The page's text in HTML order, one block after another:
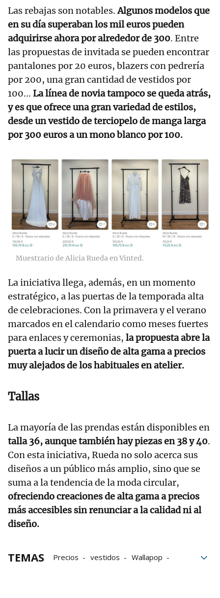
Las rebajas son notables.Algunos modelos que
en su día superaban los mil euros pueden
adquirirse ahora por alrededor de 300. Entre
las propuestas de invitada se pueden encontrar
pantalones por 20 euros, blazers con pedrería
por 200, una gran cantidad de vestidos por
100... La línea de novia tampoco se queda atrás,
y es que ofrece una gran variedad de estilos,
desde un vestido de terciopelo de manga larga
por 300 euros a un mono blanco por 100.
Muestrario de Alicia Rueda en Vinted.
La iniciativa llega, además, en un momento
estratégico, a las puertas de la temporada alta
de celebraciones. Con la primavera y el verano
marcados en el calendario como meses fuertes
para enlaces y ceremonias, la propuesta abre la
puerta a lucir un diseño de alta gama a precios
muy alejados de los habituales en atelier.
Tallas
La mayoría de las prendas están disponibles en
talla 36, aunque también hay piezas en 38 y 40.
Con esta iniciativa, Rueda no solo acerca sus
diseños a un público más amplio, sino que se
suma a la tendencia de la moda circular,
ofreciendo creaciones de alta gama a precios
más accesibles sin renunciar a la calidad ni al
diseño.
TEMAS Precios vestidos
Wallapop